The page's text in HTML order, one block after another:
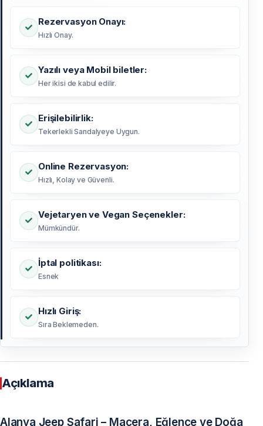
Rezervasyon Onayı:
Hızlı Onay.
Yazılı veya Mobil biletler:
Her ikisi de kabul edilir.
Erişilebilirlik:
Tekerlekli Sandalyeye Uygun.
Online Rezervasyon:
Hızlı, Kolay ve Güvenli.
Vejetaryen ve Vegan Seçenekler:
Mümkündür.
İptal politikası:
Esnek
Hızlı Giriş:
Sıra Beklemeden.
Açıklama
Alanya Jeep Safari – Macera, Eğlence ve Doğa